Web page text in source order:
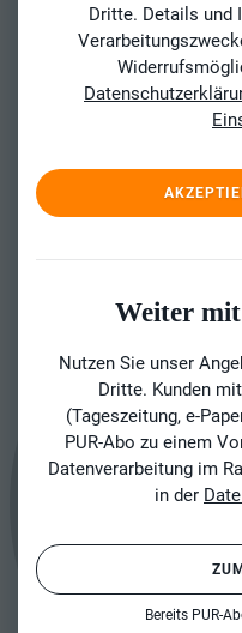
Dritte. Details und
Weiter
Nutzen Sie unser
Dritte. Kunden
(Tageszeitung, e-
PUR-Abo zu einem
Datenverarbeitung im
in der
Bereits PUR-